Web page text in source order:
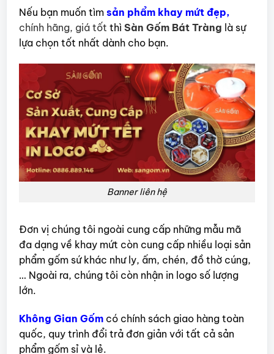
Nếu bạn muốn tìm sản phẩm khay mứt đẹp,
chính hãng, giá tốt thì Sàn Gốm Bát Tràng là sự
lựa chọn tốt nhất dành cho bạn.
Banner liên hệ
Đơn vị chúng tôi ngoài cung cấp những mẫu mã
đa dạng về khay mứt còn cung cấp nhiều loại sản
phẩm gốm sứ khác như ly, ấm, chén, đồ thờ cúng,
… Ngoài ra, chúng tôi còn nhận in logo số lượng
lớn.
Không Gian Gốmcó chính sách giao hàng toàn
quốc, quy trình đổi trả đơn giản với tất cả sản
phẩm gốm sỉ và lẻ.